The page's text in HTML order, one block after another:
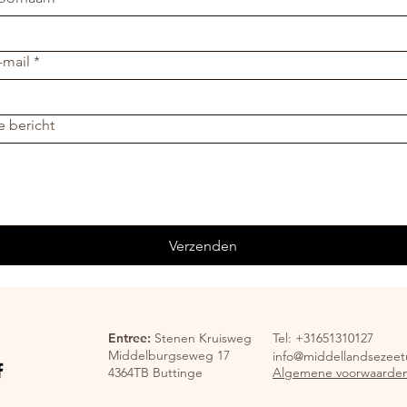
mail *
bericht
Verzenden
Entree: Stenen Kruisweg
Middelburgseweg 17
4364TB Buttinge
Tel: +31651310127
Algemene